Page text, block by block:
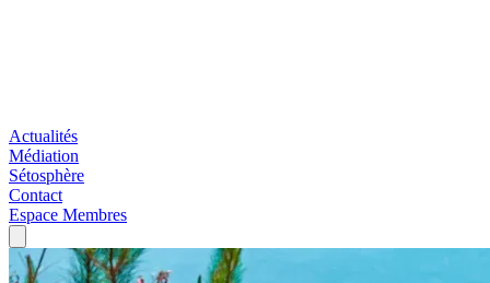
Actualités
Médiation
Sétosphère
Contact
Espace Membres